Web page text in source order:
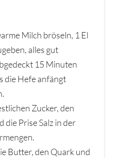
Milch bröseln, 1 El
alles gut
15 Minuten
die Hefe anfängt
Zucker, den
die Prise Salz in der
Butter, den Quark und